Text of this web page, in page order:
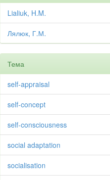
Lialiuk, H.M.
Лялюк, Г.М.
Тема
self-appraisal
self-concept
self-consciousness
social adaptation
socialisation